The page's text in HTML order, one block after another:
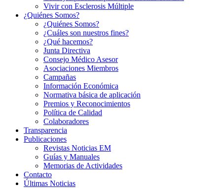
Vivir con Esclerosis Múltiple
¿Quiénes Somos?
¿Quiénes Somos?
¿Cuáles son nuestros fines?
¿Qué hacemos?
Junta Directiva
Consejo Médico Asesor
Asociaciones Miembros
Campañas
Información Económica
Normativa básica de aplicación
Premios y Reconocimientos
Política de Calidad
Colaboradores
Transparencia
Publicaciones
Revistas Noticias EM
Guías y Manuales
Memorias de Actividades
Contacto
Últimas Noticias